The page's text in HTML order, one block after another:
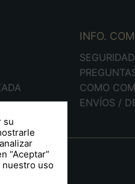
INFO.
SEGURIDAD
COMO
ENVÍOS /
su
“Aceptar”
nuestro uso